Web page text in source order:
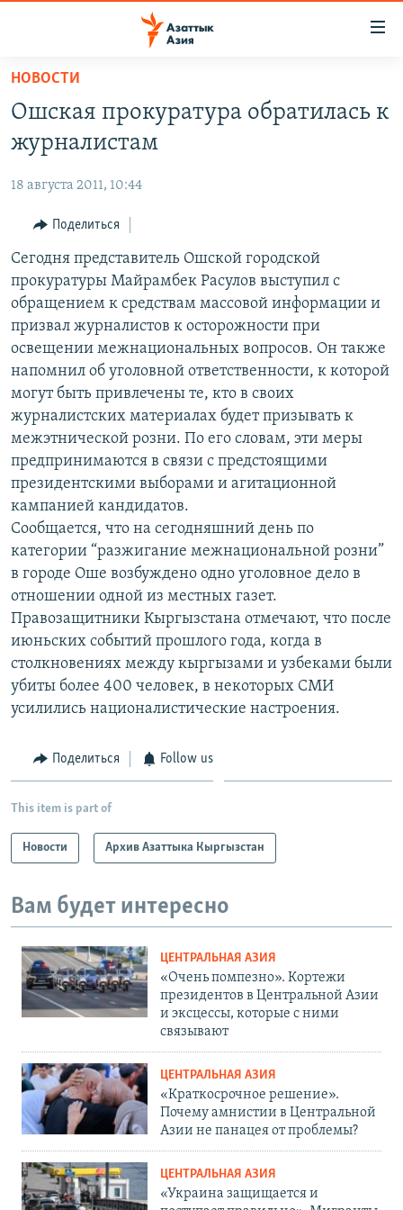
Вернуться
основному
содержанию
Вернутся
навигации
Вернутся
поиску
УЗБЕКИСТАН
ТАДЖИКИСТАН
ВОЙНА В УКРАИНЕ
НА ДРУГИХ ЯЗЫКАХ
ҚАЗАҚША
КЫРГЫЗЧА
ЎЗБЕКЧА
ТОҶИКӢ
TÜRKMENÇE
Все сайты РСЕ/РС
НОВОСТИ
Ошская прокуратура обратилась к
журналистам
18 августа 2011, 10:44
Поделиться
Сегодня представитель Ошской городской
прокуратуры Майрамбек Расулов выступил с
обращением к средствам массовой информации и
призвал журналистов к осторожности при
освещении межнациональных вопросов. Он также
напомнил об уголовной ответственности, к которой
могут быть привлечены те, кто в своих
журналистских материалах будет призывать к
межэтнической розни. По его словам, эти меры
предпринимаются в связи с предстоящими
президентскими выборами и агитационной
кампанией кандидатов.
Сообщается, что на сегодняшний день по
категории “разжигание межнациональной розни”
в городе Оше возбуждено одно уголовное дело в
отношении одной из местных газет.
Правозащитники Кыргызстана отмечают, что после
июньских событий прошлого года, когда в
столкновениях между кыргызами и узбеками были
убиты более 400 человек, в некоторых СМИ
усилились националистические настроения.
Поделиться Follow us
This item is part of
Новости Архив Азаттыка Кыргызстан
Вам будет интересно
ЦЕНТРАЛЬНАЯ АЗИЯ
«Очень помпезно». Кортежи
президентов в Центральной Азии
и эксцессы, которые с ними
связывают
ЦЕНТРАЛЬНАЯ АЗИЯ
«Краткосрочное решение».
Почему амнистии в Центральной
Азии не панацея от проблемы?
ЦЕНТРАЛЬНАЯ АЗИЯ
«Украина защищается и